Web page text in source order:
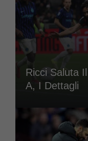
Ricci Saluta
A, I Dettagli